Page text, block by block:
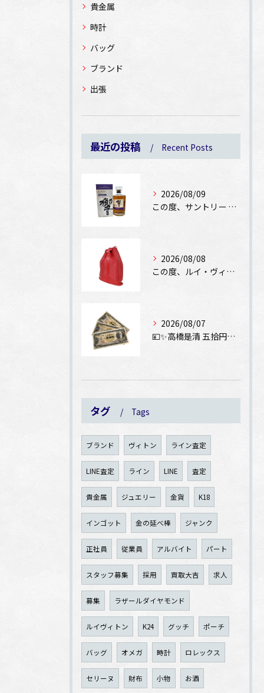
貴金属
時計
バッグ
ブランド
出張
最近の投稿 Recent Posts
2026/08/09
この度、サントリー 響 ジャパニーズハーモニー マスターズセ...
2026/08/08
この度、ルイ・ヴィトン エピ ランドネPMをお買取りさせてい...
2026/08/07
💴✨高橋是清 五拾円紙幣をお買取りさせていただきました✨💴
タグ Tags
ブランド ヴィトン ライン査定
LINE査定 ライン LINE 査定
貴金属 ジュエリー 金貨 K18
インゴット 金の延べ棒 ジャンク
正社員 従業員 アルバイト パート
スタッフ募集 採用 買取大吉 求人
募集 ラザールダイヤモンド
ルイヴィトン K24 グッチ ポーチ
バッグ オメガ 時計 ロレックス
セリーヌ 財布 小物 お酒